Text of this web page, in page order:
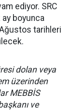
ediyor. SRC
ay boyunca
tarihleri
dolan veya
üzerinden
MEBBİS
ve